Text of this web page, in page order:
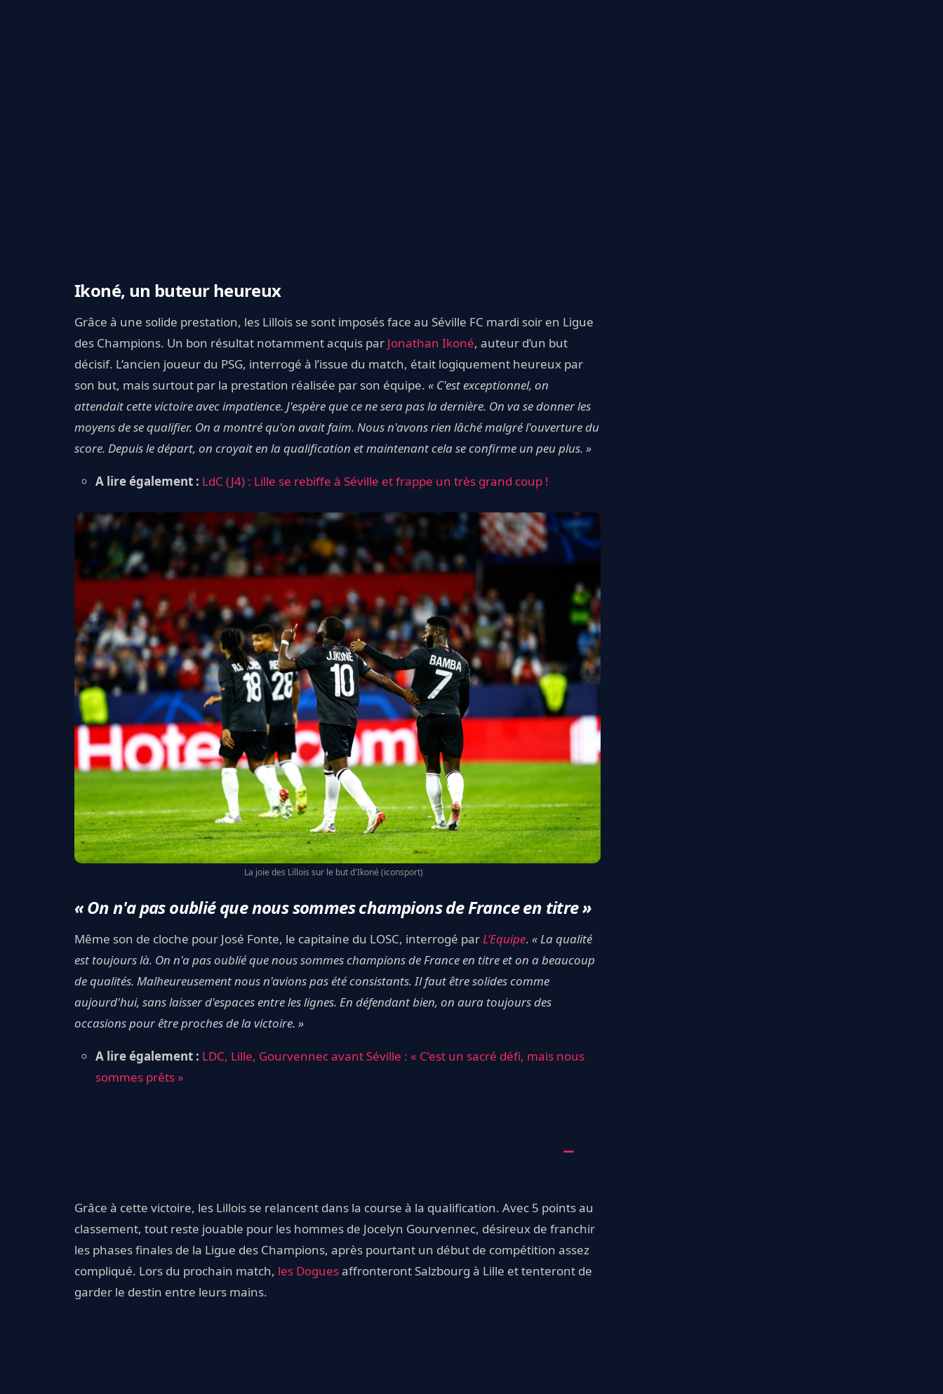
Ikoné, un buteur heureux
Grâce à une solide prestation, les Lillois se sont imposés face au Séville FC mardi soir en Ligue
des Champions. Un bon résultat notamment acquis par Jonathan Ikoné, auteur d’un but
décisif. L’ancien joueur du PSG, interrogé à l’issue du match, était logiquement heureux par
son but, mais surtout par la prestation réalisée par son équipe. « C'est exceptionnel, on
attendait cette victoire avec impatience. J'espère que ce ne sera pas la dernière. On va se donner les
moyens de se qualifier. On a montré qu'on avait faim. Nous n'avons rien lâché malgré l'ouverture du
score. Depuis le départ, on croyait en la qualification et maintenant cela se confirme un peu plus. »
A lire également : LdC (J4) : Lille se rebiffe à Séville et frappe un très grand coup !
La joie des Lillois sur le but d'Ikoné (iconsport)
« On n'a pas oublié que nous sommes champions de France en titre »
Même son de cloche pour José Fonte, le capitaine du LOSC, interrogé parL’Equipe. « La qualité
est toujours là. On n'a pas oublié que nous sommes champions de France en titre et on a beaucoup
de qualités. Malheureusement nous n'avions pas été consistants. Il faut être solides comme
aujourd'hui, sans laisser d'espaces entre les lignes. En défendant bien, on aura toujours des
occasions pour être proches de la victoire. »
A lire également : LDC, Lille, Gourvennec avant Séville : « C’est un sacré défi, mais nous
sommes prêts »
Grâce à cette victoire, les Lillois se relancent dans la course à la qualification. Avec 5 points au
classement, tout reste jouable pour les hommes de Jocelyn Gourvennec, désireux de franchir
les phases finales de la Ligue des Champions, après pourtant un début de compétition assez
compliqué. Lors du prochain match, les Doguesaffronteront Salzbourg à Lille et tenteront de
garder le destin entre leurs mains.